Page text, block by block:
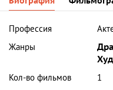
Профессия
Жанры
Кол-во фильмов
1